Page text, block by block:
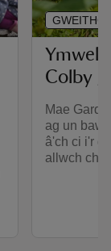
Colby
Mae
ag un
â'ch ci i'r
allwch chi